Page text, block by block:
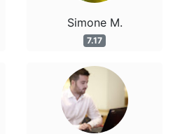
Simone M.
7.17